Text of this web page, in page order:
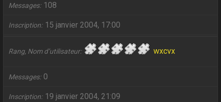
Messages 108
Inscription 15 janvier 2004, 17:00
Rang, Nom d’utilisateur wxcvx
Messages 0
Inscription 19 janvier 2004, 21:09